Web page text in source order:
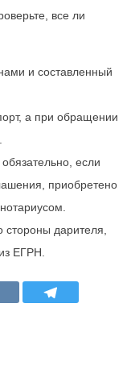
все ли
и составленный
а при обращении
обязательно, если
приобретено
стороны дарителя,
ЕГРН.